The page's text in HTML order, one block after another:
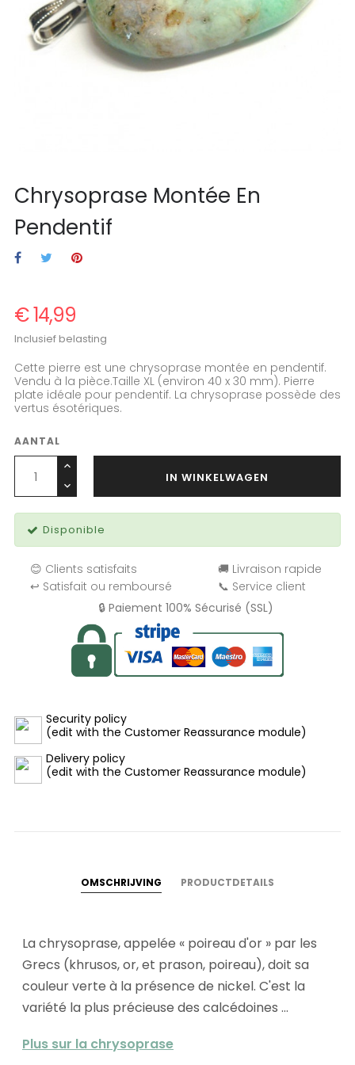
Chrysoprase Montée En
Pendentif
€ 14,99
Inclusief belasting
Cette pierre est une chrysoprase montée en pendentif.
Vendu à la pièce.Taille XL (environ 40 x 30 mm). Pierre
plate idéale pour pendentif. La chrysoprase possède des
vertus ésotériques.
AANTAL
IN WINKELWAGEN
Disponible
😊 Clients satisfaits
🚚 Livraison rapide
↩️ Satisfait ou remboursé
📞 Service client
🔒 Paiement 100% Sécurisé (SSL)
Security policy
(edit with the Customer Reassurance module)
Delivery policy
(edit with the Customer Reassurance module)
OMSCHRIJVING PRODUCTDETAILS
La chrysoprase, appelée « poireau d'or » par les
Grecs (khrusos, or, et prason, poireau), doit sa
couleur verte à la présence de nickel. C'est la
variété la plus précieuse des calcédoines ...
Plus sur la chrysoprase